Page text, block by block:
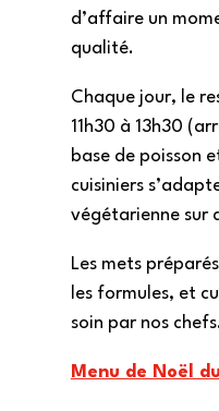
d’affaire un
qualité.
Chaque jour, le
11h30 à 13h30
base de poisson
cuisiniers
végétarienne sur
Les mets
les formules, et
soin par nos
Menu de Noël